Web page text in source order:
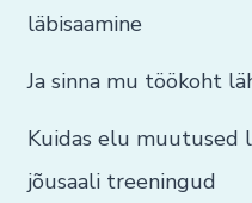
läbisaamine
Ja sinna mu töökoht
Kuidas elu muutused
jõusaali treeningud